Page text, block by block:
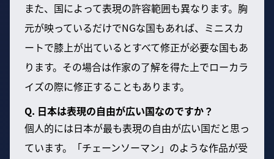
また、国によって表現の許容範囲も異なります。胸
元が映っているだけでNGな国もあれば、ミニスカ
ートで膝上が出ているとすべて修正が必要な国もあ
ります。その場合は作家の了解を得た上でローカラ
イズの際に修正することもあります。
Q. 日本は表現の自由が広い国なのですか？
個人的には日本が最も表現の自由が広い国だと思っ
ています。「チェーンソーマン」のような作品が受